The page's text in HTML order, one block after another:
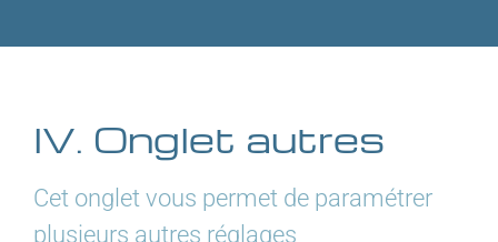
IV. Onglet autres
Cet onglet vous permet de paramétrer
plusieurs autres réglages